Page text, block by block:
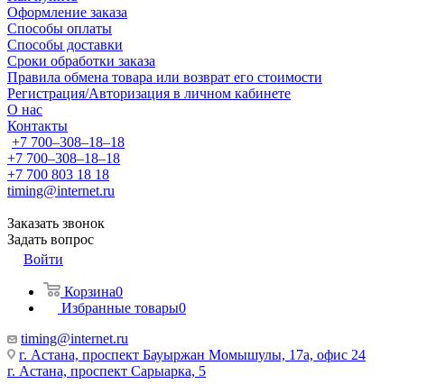
Оформление заказа
Способы оплаты
Способы доставки
Сроки обработки заказа
Правила обмена товара или возврат его стоимости
Регистрация/Авторизация в личном кабинете
О нас
Контакты
+7 700‒308‒18‒18
+7 700‒308‒18‒18
+7 700 803 18 18
timing@internet.ru
Заказать звонок
Задать вопрос
Войти
Корзина0
Избранные товары0
timing@internet.ru
г. Астана, проспект Бауыржан Момышулы, 17а, офис 24
г. Астана, проспект Сарыарка, 5